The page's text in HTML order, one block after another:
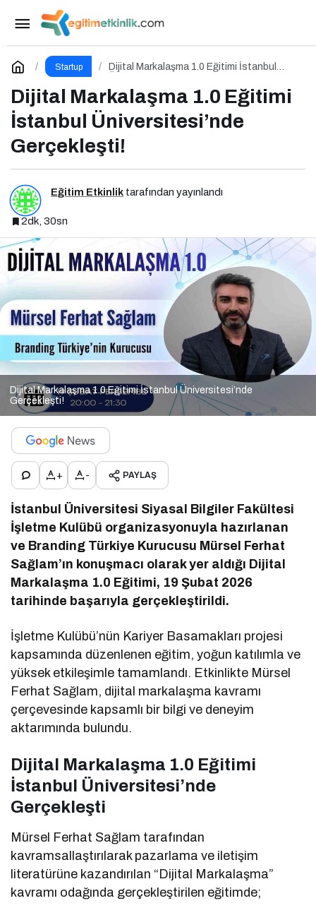
Startup
Dijital Markalaşma 1.0 Eğitimi İstanbul
Dijital Markalaşma 1.0 Eğitimi
İstanbul Üniversitesi’nde
Gerçekleşti!
Eğitim Etkinlik tarafından yayınlandı
2dk, 30sn
Dijital Markalaşma 1.0 Eğitimi İstanbul Üniversitesi’nde
Gerçekleşti!
+ - PAYLAŞ
İstanbul Üniversitesi Siyasal Bilgiler Fakültesi
İşletme Kulübü organizasyonuyla hazırlanan
ve Branding Türkiye Kurucusu Mürsel Ferhat
Sağlam’ın konuşmacı olarak yer aldığı Dijital
Markalaşma 1.0 Eğitimi, 19 Şubat 2026
tarihinde başarıyla gerçekleştirildi.
İşletme Kulübü’nün Kariyer Basamakları projesi
kapsamında düzenlenen eğitim, yoğun katılımla ve
yüksek etkileşimle tamamlandı. Etkinlikte Mürsel
Ferhat Sağlam, dijital markalaşma kavramı
çerçevesinde kapsamlı bir bilgi ve deneyim
aktarımında bulundu.
Dijital Markalaşma 1.0 Eğitimi
İstanbul Üniversitesi’nde
Gerçekleşti
Mürsel Ferhat Sağlam tarafından
kavramsallaştırılarak pazarlama ve iletişim
literatürüne kazandırılan “Dijital Markalaşma”
kavramı odağında gerçekleştirilen eğitimde;
IT Forum CxO 2026 İçin Geri Sayım!
Yorum Yap